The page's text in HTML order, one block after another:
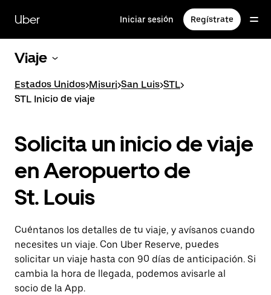
contenido
principal
Uber Iniciar sesión Regístrate
Viaje
Estados Unidos>Misuri>San Luis>STL>
STL Inicio de viaje
Solicita un inicio de viaje
en Aeropuerto de
St. Louis
Cuéntanos los detalles de tu viaje, y avísanos cuando
necesites un viaje. Con Uber Reserve, puedes
solicitar un viaje hasta con 90 días de anticipación. Si
cambia la hora de llegada, podemos avisarle al
socio de la App.